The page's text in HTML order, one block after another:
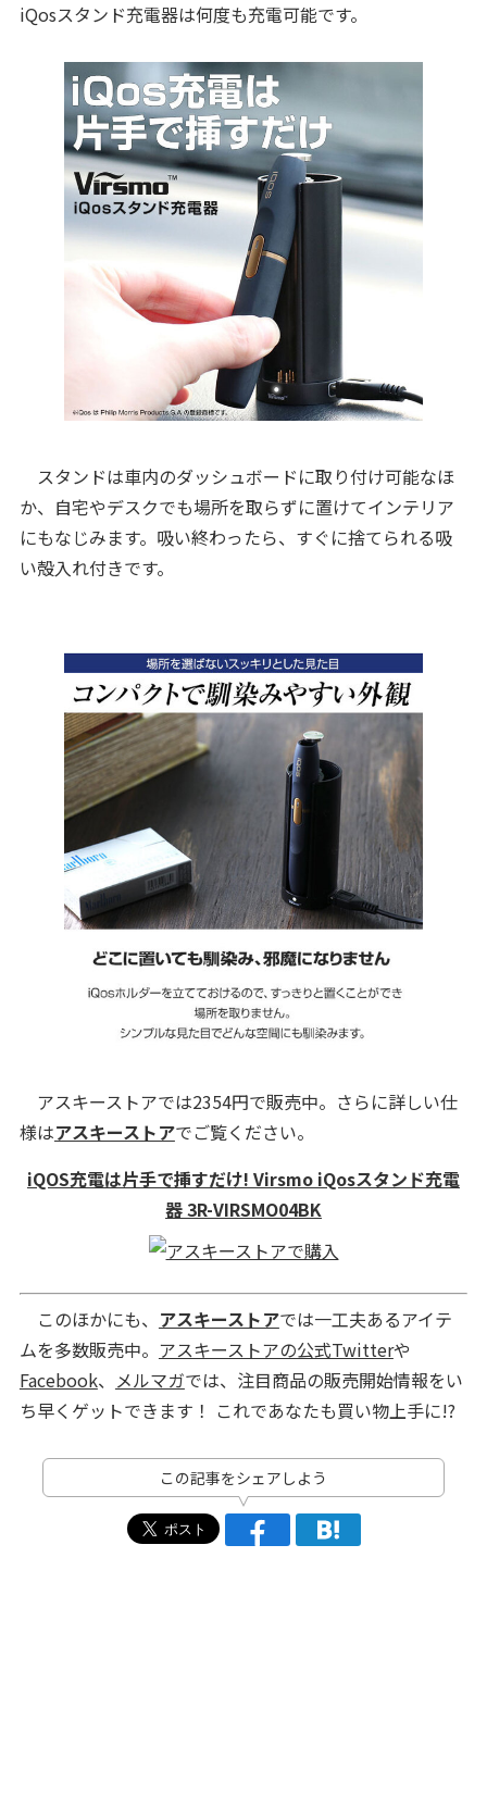
iQosスタンド充電器は何度も充電可能です。
スタンドは車内のダッシュボードに取り付け可能なほ
か、自宅やデスクでも場所を取らずに置けてインテリア
にもなじみます。吸い終わったら、すぐに捨てられる吸
い殻入れ付きです。
アスキーストアでは2354円で販売中。さらに詳しい仕
様はアスキーストアでご覧ください。
iQOS充電は片手で挿すだけ! Virsmo iQosスタンド充電
器 3R-VIRSMO04BK
このほかにも、 アスキーストアでは一工夫あるアイテ
ムを多数販売中。 アスキーストアの公式Twitterや
Facebook、 メルマガでは、注目商品の販売開始情報をい
ち早くゲットできます！ これであなたも買い物上手に!?
この記事をシェアしよう